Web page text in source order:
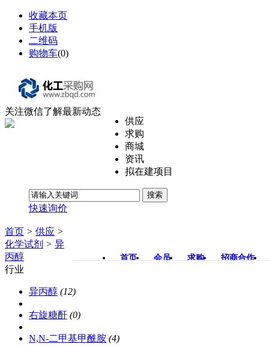
收藏本页
手机版
二维码
购物车(0)
关注微信了解最新动态
供应
求购
商城
资讯
拟在建项目
搜索
快速询价
首页 会员 求购 招商合作
首页 > 供应 >
化学试剂 > 异
丙醇
行业
异丙醇 (12)
右旋糖酐 (0)
N,N-二甲基甲酰胺 (4)